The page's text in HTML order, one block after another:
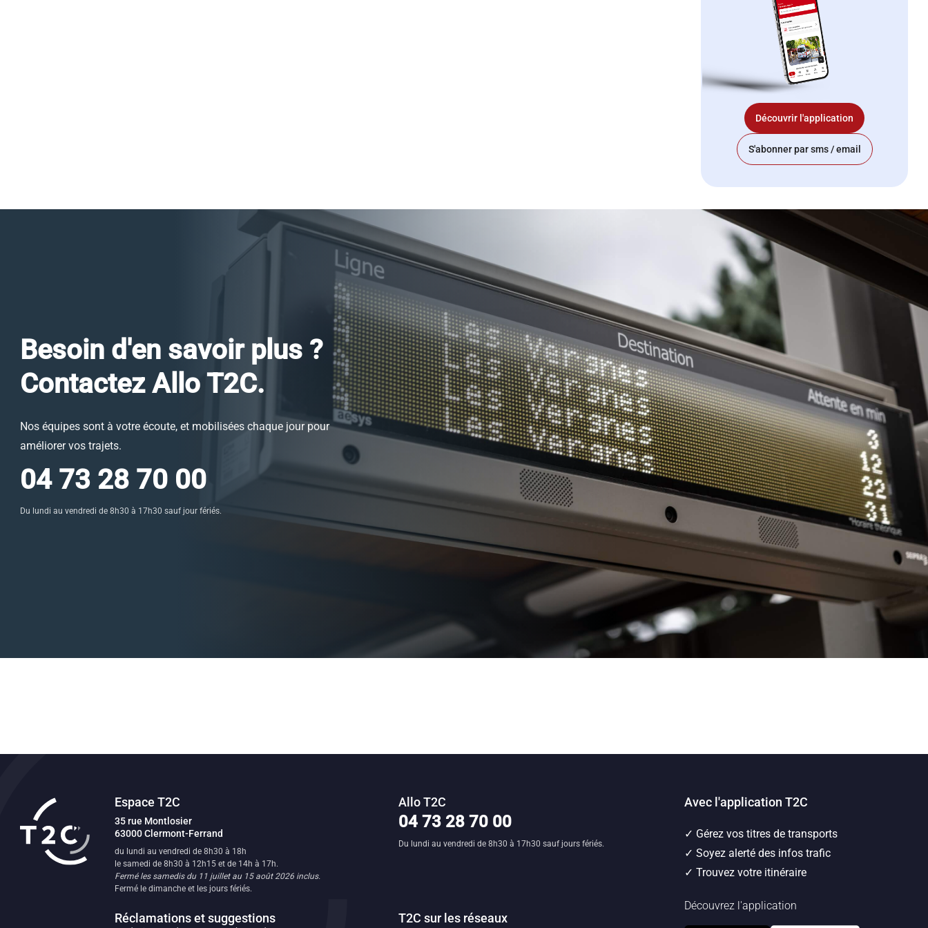
Découvrir l'application
S'abonner par sms / email
Besoin d'en savoir plus ?
Contactez Allo T2C.
Nos équipes sont à votre écoute, et mobilisées chaque jour pour
améliorer vos trajets.
04 73 28 70 00
Du lundi au vendredi de 8h30 à 17h30 sauf jour fériés.
Espace T2C
Transport en commun de l'agglomération clermontoise
35 rue Montlosier
63000Clermont-Ferrand
du lundi au vendredi de 8h30 à 18h
le samedi de 8h30 à 12h15 et de 14h à 17h.
Fermé les samedis du 11 juillet au 15 août 2026 inclus.
Fermé le dimanche et les jours fériés.
Réclamations et suggestions
Allo T2C
04 73 28 70 00
Du lundi au vendredi de 8h30 à 17h30 sauf jours fériés.
T2C sur les réseaux
Avec l'application T2C
✓ Gérez vos titres de transports
✓ Soyez alerté des infos trafic
✓ Trouvez votre itinéraire
Découvrez l'application